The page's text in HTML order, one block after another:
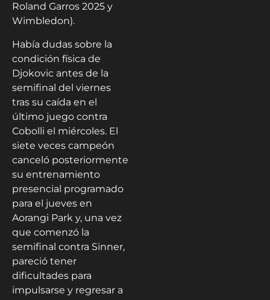
Roland Garros 2025 y
Wimbledon).
Había dudas sobre la
condición física de
Djokovic antes de la
semifinal del viernes
tras su caída en el
último juego contra
Cobolli el miércoles. El
siete veces campeón
canceló posteriormente
su entrenamiento
presencial programado
para el jueves en
Aorangi Park y, una vez
que comenzó la
semifinal contra Sinner,
pareció tener
dificultades para
impulsarse y regresar a